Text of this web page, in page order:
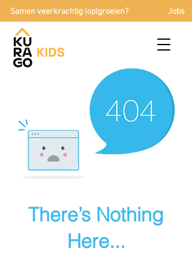
Samen veerkrachtig (op)groeien? Jobs
There’s Nothing
Here...